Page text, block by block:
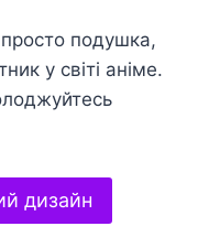
подушка,
у світі аніме.
дизайн